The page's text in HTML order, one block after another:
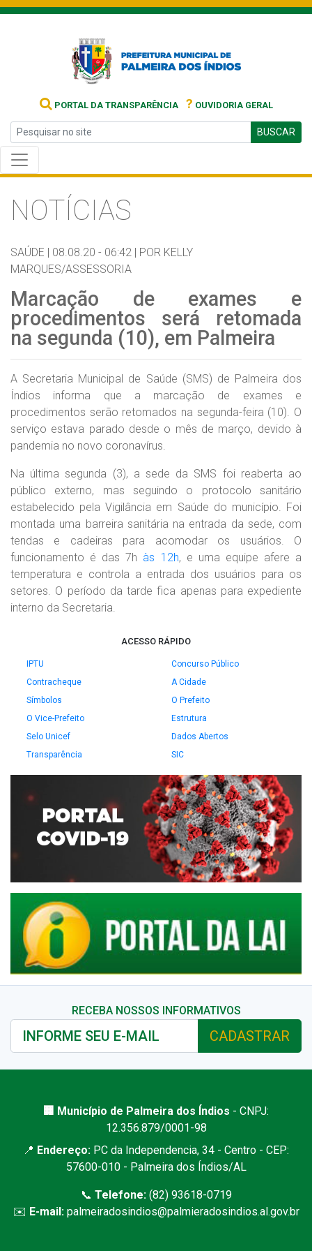
PORTAL DA TRANSPARÊNCIA ? OUVIDORIA GERAL
BUSCAR
NOTÍCIAS
SAÚDE | 08.08.20 - 06:42 | POR KELLY
MARQUES/ASSESSORIA
Marcação de exames e
procedimentos será retomada
na segunda (10), em Palmeira
A Secretaria Municipal de Saúde (SMS) de Palmeira dos
Índios informa que a marcação de exames e
procedimentos serão retomados na segunda-feira (10). O
serviço estava parado desde o mês de março, devido à
pandemia no novo coronavírus.
Na última segunda (3), a sede da SMS foi reaberta ao
público externo, mas seguindo o protocolo sanitário
estabelecido pela Vigilância em Saúde do município. Foi
montada uma barreira sanitária na entrada da sede, com
tendas e cadeiras para acomodar os usuários. O
funcionamento é das 7h às 12h, e uma equipe afere a
temperatura e controla a entrada dos usuários para os
setores. O período da tarde fica apenas para expediente
interno da Secretaria.
ACESSO RÁPIDO
IPTU
Concurso Público
Contracheque
A Cidade
Símbolos
O Prefeito
O Vice-Prefeito
Estrutura
Selo Unicef
Dados Abertos
Transparência
SIC
RECEBA NOSSOS INFORMATIVOS
CADASTRAR
🏢 Município de Palmeira dos Índios - CNPJ:
12.356.879/0001-98
📍 Endereço: PC da Independencia, 34 - Centro - CEP:
57600-010 - Palmeira dos Índios/AL
📞 Telefone:(82) 93618-0719
✉️ E-mail: palmeiradosindios@palmieradosindios.al.gov.br